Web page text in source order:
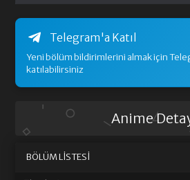
Telegram'a Katıl
Yeni bölüm bildirimlerini almak için
katılabilirsiniz
Anime
BÖLÜM LISTESI